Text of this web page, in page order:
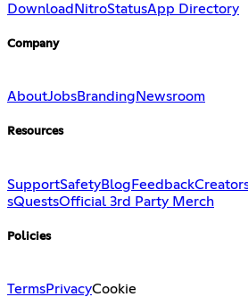
Download NitroStatusApp Directory
Company
AboutJobsBranding Newsroom
Resources
SupportSafetyBlogFeedback
sQuestsOfficial 3rd Party Merch
Policies
TermsPrivacyCookie